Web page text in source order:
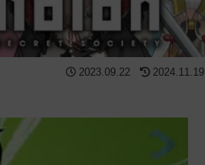
2023.09.22 2024.11.19